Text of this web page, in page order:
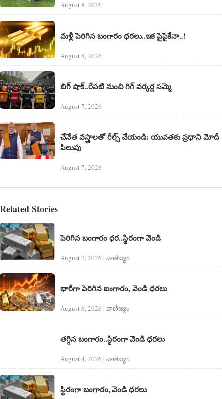
August 8, 2026
మళ్లీ పెరిగిన బంగారం ధరలు..ఇక పైపైకేనా..!
August 8, 2026
బిగ్ షాక్..రేపటి నుంచి గిగ్ వర్కర్ల సమ్మె
August 7, 2026
చేనేత వస్త్రాలతో రీల్స్ చేయండి: యువతకు ప్రధాని మోదీ
పిలుపు
August 7, 2026
Related Stories
పెరిగిన బంగారం ధర..స్థిరంగా వెండి
August 7, 2026 | వాణిజ్యం
భారీగా పెరిగిన బంగారం, వెండి ధరలు
August 6, 2026 | వాణిజ్యం
తగ్గిన బంగారం..స్థిరంగా వెండి ధరలు
August 4, 2026 | వాణిజ్యం
స్థిరంగా బంగారం, వెండి ధరలు